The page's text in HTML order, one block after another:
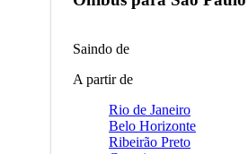
Saindo de
A partir de
Rio de Janeiro
Belo Horizonte
Ribeirão Preto